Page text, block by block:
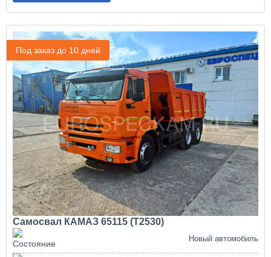
Под заказ до 10 дней
Самосвал КАМАЗ 65115 (Т2530)
Новый автомобиль